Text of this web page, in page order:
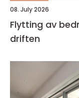
08. July 2026
Flytting av
driften